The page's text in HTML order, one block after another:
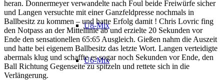
U8-Mix
U6-Mix
heran. Donnermeyer verwandelte nach Foul beide Freiwürfe sicher
und Langen versuchte mit einer Ganzfeldpresse nochmals in
Ballbesitz zu kommen – und hatte Erfolg damit ! Chris Lovric fing
den Notpass an der Mittellinie ab und erzielte 20 Sekunden vor
Ende den sensationellen 65:65 Ausgleich. Gießen nahm die Auszeit
und hatte bei eigenem Ballbesitz das letzte Wort. Langen verteidigte
abermals klug und schaffte es sogar noch Sekunden vor Ende, den
Ball Richtung Gegenseite zu spitzeln und rettete sich in die
Verlängerung.